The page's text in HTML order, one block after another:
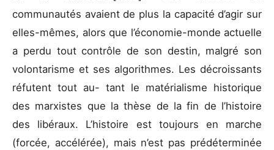
communautés avaient de plus la capacité d’agir sur
elles-mêmes, alors que l’économie-monde actuelle
a perdu tout contrôle de son destin, malgré son
volontarisme et ses algorithmes. Les décroissants
réfutent tout au- tant le matérialisme historique
des marxistes que la thèse de la fin de l’histoire
des libéraux. L’histoire est toujours en marche
(forcée, accélérée), mais n’est pas prédéterminée